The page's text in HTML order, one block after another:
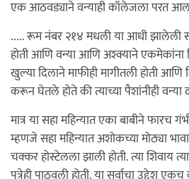
एक आठवड्याने वन्याही कॉलेजला परत
..... रूम नंबर २१४ मधली या आधी झालेली
होती आणि वन्या आणि अश्क्याने एकमेकांना
खुल्या दिलाने माफीही मागीतली होती
करून घेतले होते की त्याच्या पैशांनीही वन्या
मात्र या सहा महिन्यात एका बाबीने
म्हणजे सहा महिन्यात अशोकच्या मोठ्या
चक्कर होस्टेलला झाली होती. त्या शिवाय